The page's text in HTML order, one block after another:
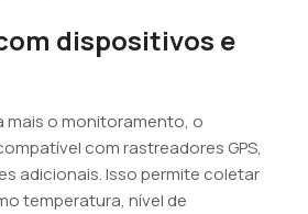
dispositivos e
mais o monitoramento, o
com rastreadores GPS,
adicionais. Isso permite coletar
temperatura, nível de